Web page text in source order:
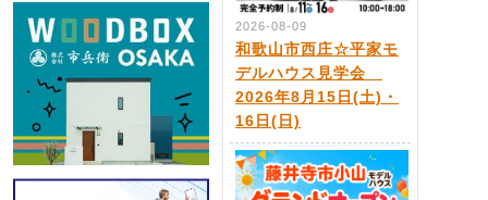
2026-08-09
和歌山市西庄☆平家モ
デルハウス見学会
2026年8月15日(土)・
16日(日)